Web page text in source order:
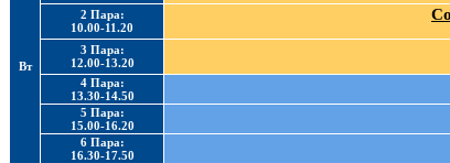
Вт
2 Пара:
10.00-11.20
3 Пара:
12.00-13.20
4 Пара:
13.30-14.50
5 Пара:
15.00-16.20
6 Пара:
16.30-17.50